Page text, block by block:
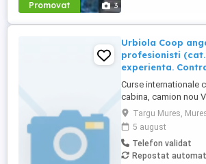
Promovat 3
Urbiola Coop
profesionisti (cat.
experienta.
Curse internationale
cabina, camion nou
2700 luna net 12.000
0,06 camion km extra
100 prima la angajare
pentru 6 luni lucrate;
luni lucrate; + 300
Targu Mures,
5 august
Telefon validat
Repostat automat